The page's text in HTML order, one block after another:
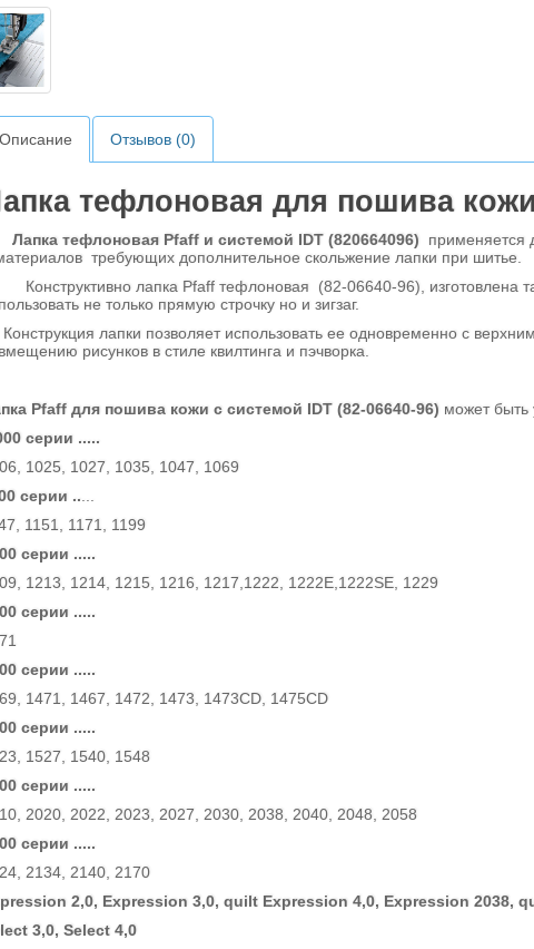
Описание Отзывов (0)
тефлоновая для пошива кожи
Лапка тефлоновая Pfaff и системой IDT (820664096) применяется
требующих дополнительное скольжение лапки при шитье.
лапка Pfaff тефлоновая (82-06640-96), изготовлена
не только прямую строчку но и зигзаг.
лапки позволяет использовать ее одновременно с
рисунков в стиле квилтинга и пэчворка.
Pfaff для пошива кожи с системой IDT (82-06640-96) может быть
серии .....
1025, 1027, 1035, 1047, 1069
серии ..
1151, 1171, 1199
серии .....
1213, 1214, 1215, 1216, 1217,1222, 1222E,1222SE, 1229
серии .....
серии .....
1471, 1467, 1472, 1473, 1473CD, 1475CD
серии .....
1527, 1540, 1548
серии .....
2020, 2022, 2023, 2027, 2030, 2038, 2040, 2048, 2058
серии .....
2134, 2140, 2170
2,0, Expression 3,0, quilt Expression 4,0, Expression 2038,
3,0, Select 4,0